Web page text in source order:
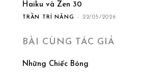
Haiku và Zen 30
TRẦN TRÍ NĂNG - 22/05/2026
BÀI CÙNG TÁC GIẢ
Những Chiếc Bóng